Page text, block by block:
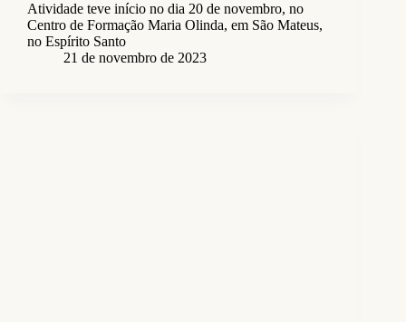
Atividade teve início no dia 20 de novembro, no
Centro de Formação Maria Olinda, em São Mateus,
no Espírito Santo
21 de novembro de 2023